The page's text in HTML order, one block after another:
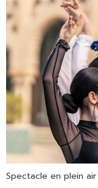
Spectacle en plein